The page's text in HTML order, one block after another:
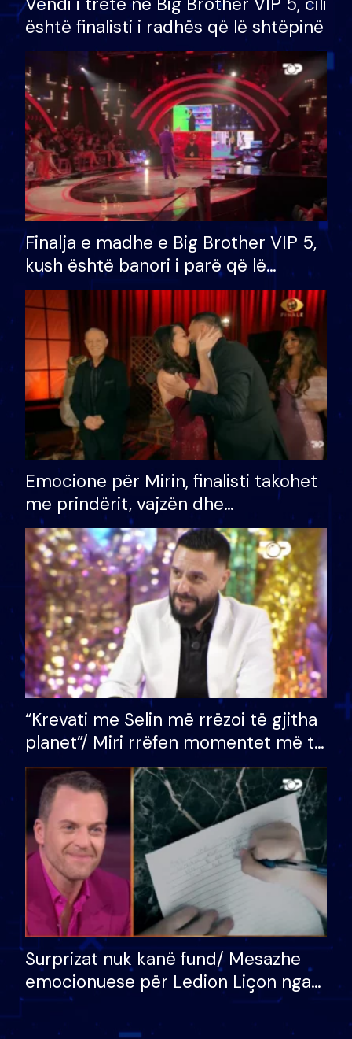
është finalisti i radhës që lë shtëpinë
Finalja e madhe e Big Brother VIP 5,
kush është banori i parë që lë
shtëpinë dhe humb mundësinë për
të fituar çmimin e madh
Emocione për Mirin, finalisti takohet
me prindërit, vajzën dhe
bashkëshorten: S’kemi ndonjë letër
divorci apo jo?
“Krevati me Selin më rrëzoi të gjitha
planet”/ Miri rrëfen momentet më të
bukura në shtëpinë e BB VIP: Do më
mungojë zilja e mëngjesit kur…
Surprizat nuk kanë fund/ Mesazhe
emocionuese për Ledion Liçon nga
nëna dhe fëmijët e tij, moderatori
nuk i mban dot lotët: Nuk meritoj…